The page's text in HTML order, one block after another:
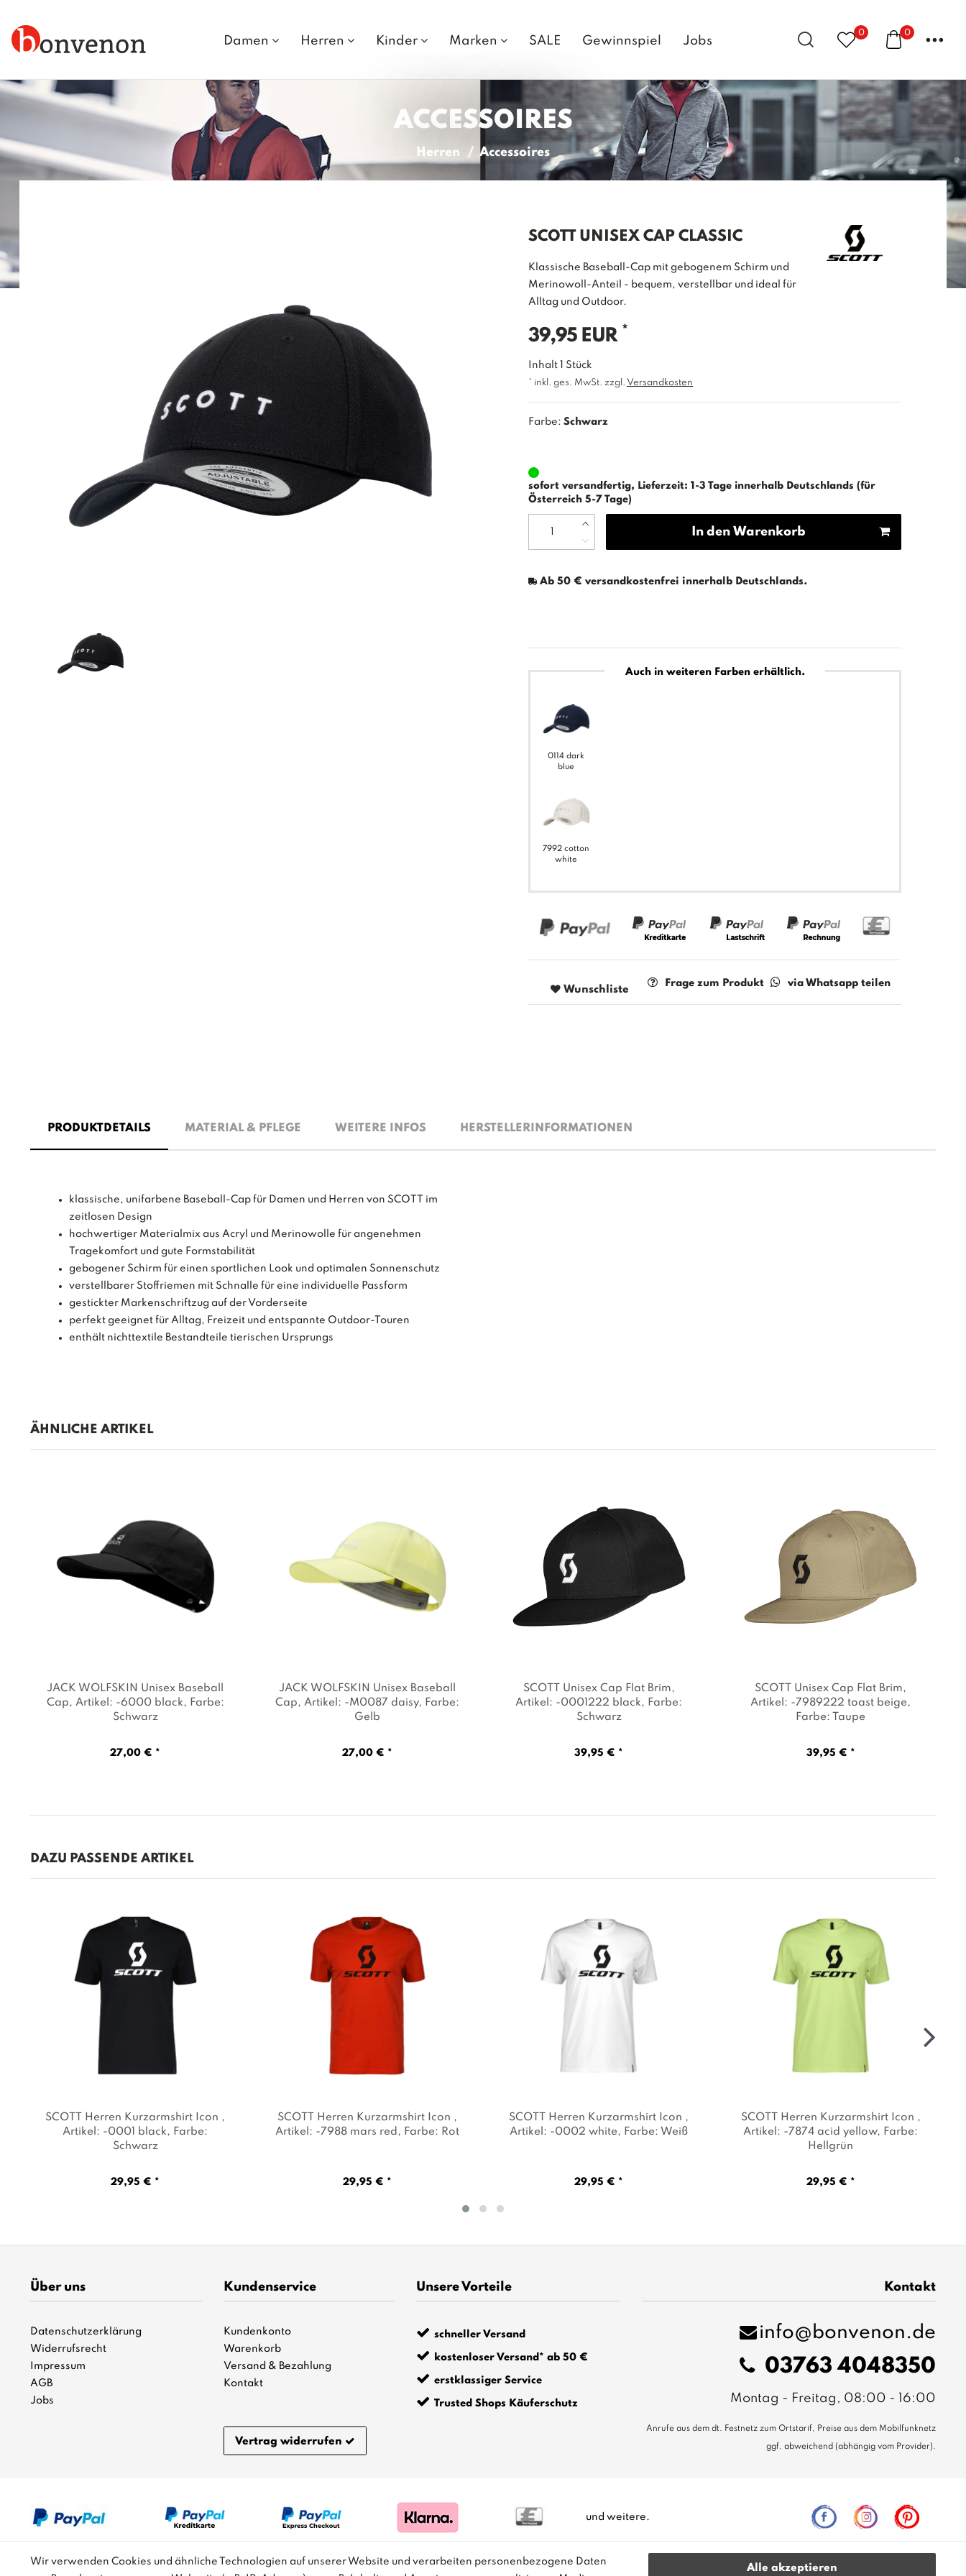
Damen Herren Kinder Marken SALE Gewinnspiel Jobs
0 0 ...
ACCESSOIRES
Herren Accessoires
SCOTT UNISEX CAP CLASSIC
Klassische Baseball-Cap mit gebogenem Schirm und
Merinowoll-Anteil - bequem, verstellbar und ideal für
Alltag und Outdoor.
39,95 EUR *
Inhalt Stück
* inkl. ges. MwSt. zzgl. Versandkosten
Farbe: Schwarz
sofort versandfertig, Lieferzeit: 1-3 Tage innerhalb Deutschlands (für
Österreich 5-7 Tage)
In den Warenkorb
Ab 50 € versandkostenfrei innerhalb Deutschlands.
Auch in weiteren Farben erhältlich.
0114 dark
blue
7992 cotton
white
Wunschliste
Frage zum Produkt via Whatsapp teilen
PRODUKTDETAILS MATERIAL & PFLEGE WEITERE INFOS HERSTELLERINFORMATIONEN
klassische, unifarbene Baseball-Cap für Damen und Herren von SCOTT im
zeitlosen Design
hochwertiger Materialmix aus Acryl und Merinowolle für angenehmen
Tragekomfort und gute Formstabilität
gebogener Schirm für einen sportlichen Look und optimalen Sonnenschutz
verstellbarer Stoffriemen mit Schnalle für eine individuelle Passform
gestickter Markenschriftzug auf der Vorderseite
perfekt geeignet für Alltag, Freizeit und entspannte Outdoor-Touren
enthält nichttextile Bestandteile tierischen Ursprungs
ÄHNLICHE ARTIKEL
JACK WOLFSKIN Unisex Baseball
Cap, Artikel: -6000 black, Farbe:
Schwarz
27,00 € *
JACK WOLFSKIN Unisex Baseball
Cap, Artikel: -M0087 daisy, Farbe:
Gelb
27,00 € *
SCOTT Unisex Cap Flat Brim,
Artikel: -0001222 black, Farbe:
Schwarz
39,95 € *
SCOTT Unisex Cap Flat Brim,
Artikel: -7989222 toast beige,
Farbe: Taupe
39,95 € *
DAZU PASSENDE ARTIKEL
SCOTT Herren Kurzarmshirt Icon ,
Artikel: -0001 black, Farbe:
Schwarz
29,95 € *
SCOTT Herren Kurzarmshirt Icon ,
Artikel: -7988 mars red , Farbe: Rot
29,95 € *
SCOTT Herren Kurzarmshirt Icon ,
Artikel: -0002 white, Farbe: Weiß
29,95 € *
SCOTT Herren Kurzarmshirt Icon ,
Artikel: -7874 acid yellow, Farbe:
Hellgrün
29,95 € *
Über uns
Datenschutzerklärung
Widerrufsrecht
Impressum
AGB
Jobs
Kundenservice
Kundenkonto
Warenkorb
Versand & Bezahlung
Kontakt
Vertrag widerrufen
Unsere Vorteile
schneller Versand
kostenloser Versand* ab 50 €
erstklassiger Service
Trusted Shops Käuferschutz
Kontakt
info@bonvenon.de
03763 4048350
Montag - Freitag, 08:00 - 16:00
Anrufe aus dem dt. Festnetz zum Ortstarif, Preise aus dem Mobilfunknetz
ggf. abweichend (abhängig vom Provider).
und weitere.
Wir verwenden Cookies und ähnliche Technologien auf unserer Website und verarbeiten personenbezogene Daten
Alle akzeptieren